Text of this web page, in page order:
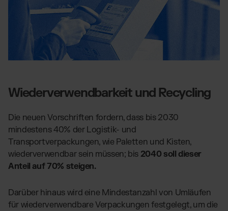
Wiederverwendbarkeit und Recycling
Die neuen Vorschriften fordern, dass bis 2030
mindestens 40% der Logistik- und
Transportverpackungen, wie Paletten und Kisten,
wiederverwendbar sein müssen; bis 2040 soll dieser
Anteil auf 70% steigen.
Darüber hinaus wird eine Mindestanzahl von Umläufen
für wiederverwendbare Verpackungen festgelegt, um die